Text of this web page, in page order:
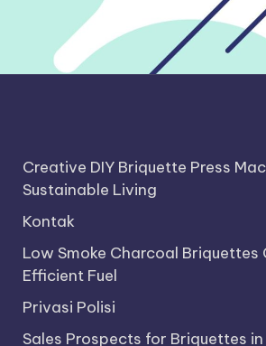
Creative DIY Briquette Press
Sustainable Living
Kontak
Low Smoke Charcoal Briquettes
Efficient Fuel
Privasi Polisi
Sales Prospects for Briquettes